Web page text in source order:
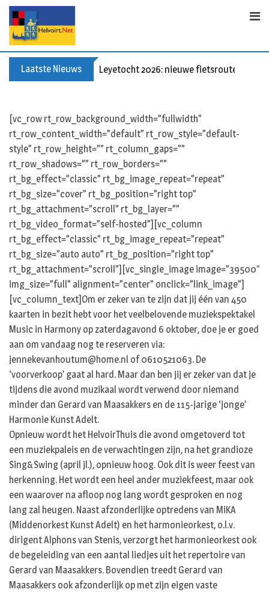
Skip
content
Laatste Nieuws Leyetocht 2026: nieuwe fietsroutes
[vc_row rt_row_background_width=”fullwidth”
rt_row_content_width=”default” rt_row_style=”default-
style” rt_row_height=”” rt_column_gaps=””
rt_row_shadows=”” rt_row_borders=””
rt_bg_effect=”classic” rt_bg_image_repeat=”repeat”
rt_bg_size=”cover” rt_bg_position=”right top”
rt_bg_attachment=”scroll” rt_bg_layer=””
rt_bg_video_format=”self-hosted”][vc_column
rt_bg_effect=”classic” rt_bg_image_repeat=”repeat”
rt_bg_size=”auto auto” rt_bg_position=”right top”
rt_bg_attachment=”scroll”][vc_single_image image=”39500″
img_size=”full” alignment=”center” onclick=”link_image”]
[vc_column_text]Om er zeker van te zijn dat jij één van 450
kaarten in bezit hebt voor het veelbelovende muziekspektakel
Music in Harmony op zaterdagavond 6 oktober, doe je er goed
aan om vandaag nog te reserveren via:
jennekevanhoutum@home.nl of 0610521063. De
‘voorverkoop’ gaat al hard. Maar dan ben jij er zeker van dat je
tijdens die avond muzikaal wordt verwend door niemand
minder dan Gerard van Maasakkers en de 115-jarige ‘jonge’
Harmonie Kunst Adelt.
Opnieuw wordt het HelvoirThuis die avond omgetoverd tot
een muziekpaleis en de verwachtingen zijn, na het grandioze
Sing&Swing (april jl.), opnieuw hoog. Ook dit is weer feest van
herkenning. Het wordt een heel ander muziekfeest, maar ook
een waarover na afloop nog lang wordt gesproken en nog
lang zal heugen. Naast afzonderlijke optredens van MiKA
(Middenorkest Kunst Adelt) en het harmonieorkest, o.l.v.
dirigent Alphons van Stenis, verzorgt het harmonieorkest ook
de begeleiding van een aantal liedjes uit het repertoire van
Gerard van Maasakkers. Bovendien treedt Gerard van
Maasakkers ook afzonderlijk op met zijn eigen vaste